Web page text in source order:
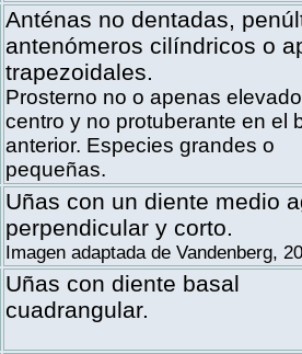
Anténas no dentadas,
antenómeros cilíndricos o
trapezoidales.
Prosterno no o apenas
centro y no protuberante en el
anterior. Especies grandes o
pequeñas.
Uñas con un diente medio
perpendicular y corto.
Imagen adaptada de Vandenberg,
Uñas con diente basal
cuadrangular.